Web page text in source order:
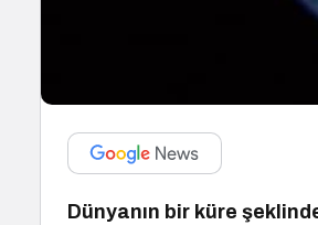
Dünyanın bir küre